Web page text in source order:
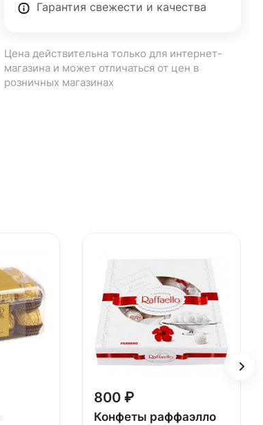
Гарантия свежести и качества
Цена действительна только для интернет-
магазина и может отличаться от цен в
розничных магазинах
800 ₽
Конфеты раффаэлло